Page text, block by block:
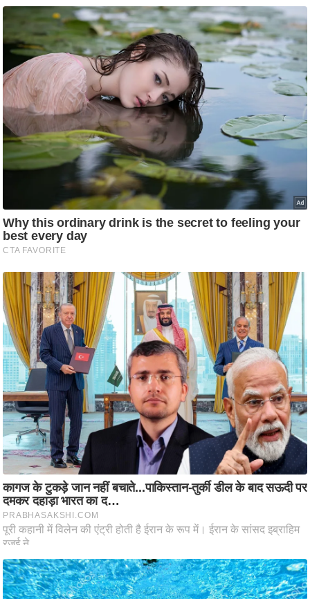
श्ले
ष
ण
स
म
सा
म
यि
मा
तृ
भू
स्तं
भ
ए
म
.
आ
र
.
आ
ई
चा
य
प
र
स
मी
क्षा